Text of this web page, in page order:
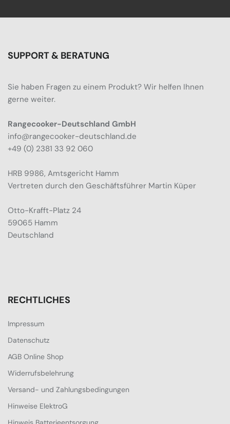
SUPPORT & BERATUNG
Sie haben Fragen zu einem Produkt? Wir helfen Ihnen
gerne weiter.
Rangecooker-Deutschland GmbH
info@rangecooker-deutschland.de
+49 (0) 2381 33 92 060
HRB 9986, Amtsgericht Hamm
Vertreten durch den Geschäftsführer Martin Küper
Otto-Krafft-Platz 24
59065 Hamm
Deutschland
RECHTLICHES
Impressum
Datenschutz
AGB Online Shop
Widerrufsbelehrung
Versand- und Zahlungsbedingungen
Hinweise ElektroG